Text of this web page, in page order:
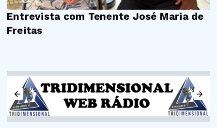
Entrevista com Tenente José Maria de
Freitas